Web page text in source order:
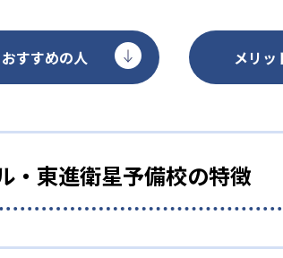
おすすめの人 メリッ
・東進衛星予備校の特徴
る高速学習